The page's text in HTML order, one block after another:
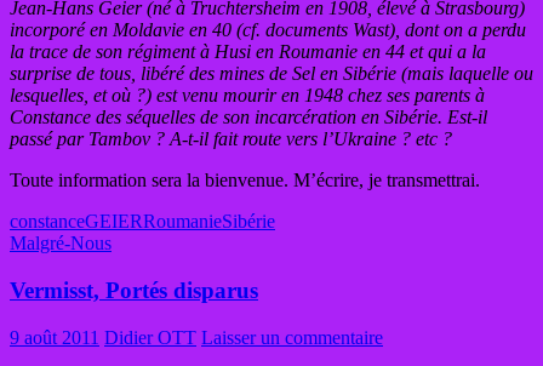
Jean-Hans Geier (né à Truchtersheim en 1908, élevé à Strasbourg)
incorporé en Moldavie en 40 (cf. documents Wast), dont on a perdu
la trace de son régiment à Husi en Roumanie en 44 et qui a la
surprise de tous, libéré des mines de Sel en Sibérie (mais laquelle ou
lesquelles, et où ?) est venu mourir en 1948 chez ses parents à
Constance des séquelles de son incarcération en Sibérie. Est-il
passé par Tambov ? A-t-il fait route vers l’Ukraine ? etc ?
Toute information sera la bienvenue. M’écrire, je transmettrai.
constanceGEIERRoumanieSibérie
Malgré-Nous
Vermisst, Portés disparus
9 août 2011 Didier OTT Laisser un commentaire